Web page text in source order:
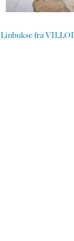
Linbukse fra